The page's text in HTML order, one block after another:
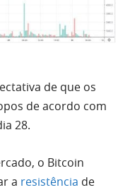
de que os
de acordo com
28.
o Bitcoin
a resistência de